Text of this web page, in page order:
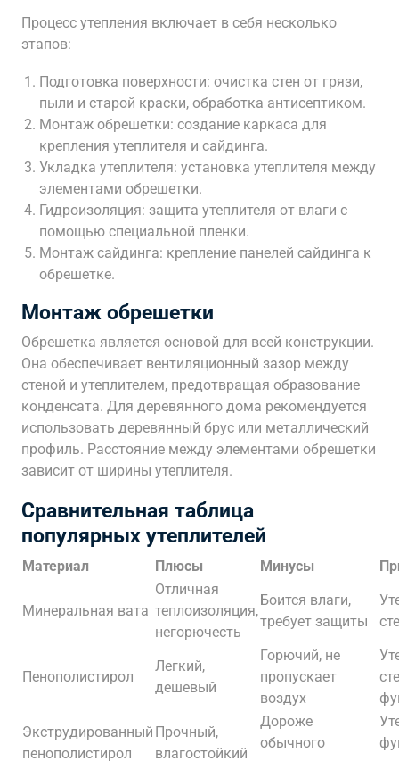
Процесс утепления включает в себя несколько
этапов:
Подготовка поверхности: очистка стен от грязи,
пыли и старой краски, обработка антисептиком.
Монтаж обрешетки: создание каркаса для
крепления утеплителя и сайдинга.
Укладка утеплителя: установка утеплителя между
элементами обрешетки.
Гидроизоляция: защита утеплителя от влаги с
помощью специальной пленки.
Монтаж сайдинга: крепление панелей сайдинга к
обрешетке.
Монтаж обрешетки
Обрешетка является основой для всей конструкции.
Она обеспечивает вентиляционный зазор между
стеной и утеплителем, предотвращая образование
конденсата. Для деревянного дома рекомендуется
использовать деревянный брус или металлический
профиль. Расстояние между элементами обрешетки
зависит от ширины утеплителя.
Сравнительная таблица
популярных утеплителей
Материал Плюсы Минусы
Минеральная вата
Отличная
теплоизоляция,
негорючесть
Боится влаги,
требует защиты
Пенополистирол
Легкий,
дешевый
Горючий, не
пропускает
воздух
Экструдированный
пенополистирол
Прочный,
влагостойкий
Дороже
обычного